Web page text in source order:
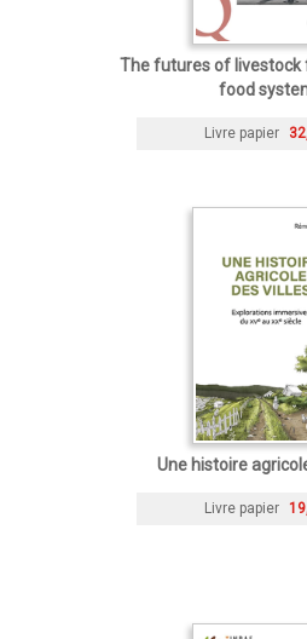
The futures of livestock
food
Livre papier
Une histoire
Livre papier